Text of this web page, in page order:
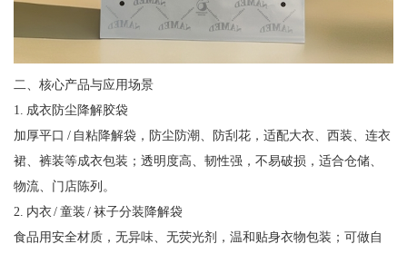
二、核心产品与应用场景
1. 成衣防尘降解胶袋
加厚平口 / 自粘降解袋，防尘防潮、防刮花，适配大衣、西装、连衣
裙、裤装等成衣包装；透明度高、韧性强，不易破损，适合仓储、
物流、门店陈列。
2. 内衣 / 童装 / 袜子分装降解袋
食品用安全材质，无异味、无荧光剂，温和贴身衣物包装；可做自